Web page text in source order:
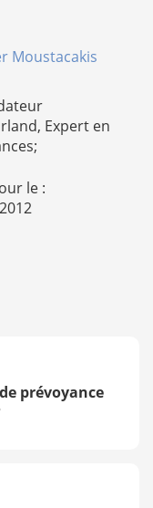
Moustacakis
Expert en
le :
prévoyance